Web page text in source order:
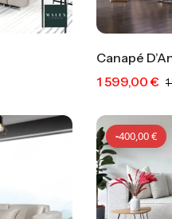
Canapé
1 599,00€
-400,00€